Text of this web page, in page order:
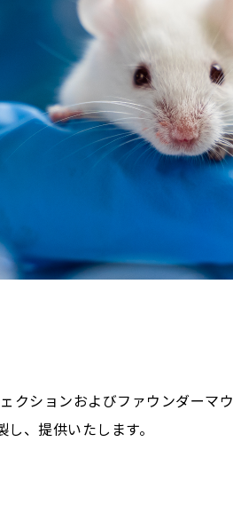
クションおよびファウンダーマ
、提供いたします。